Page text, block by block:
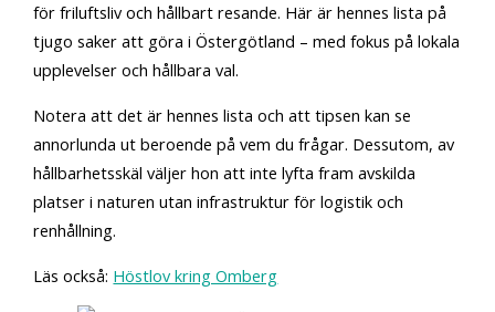
för friluftsliv och hållbart resande. Här är hennes lista på
tjugo saker att göra i Östergötland – med fokus på lokala
upplevelser och hållbara val.
Notera att det är hennes lista och att tipsen kan se
annorlunda ut beroende på vem du frågar. Dessutom, av
hållbarhetsskäl väljer hon att inte lyfta fram avskilda
platser i naturen utan infrastruktur för logistik och
renhållning.
Läs också: Höstlov kring Omberg